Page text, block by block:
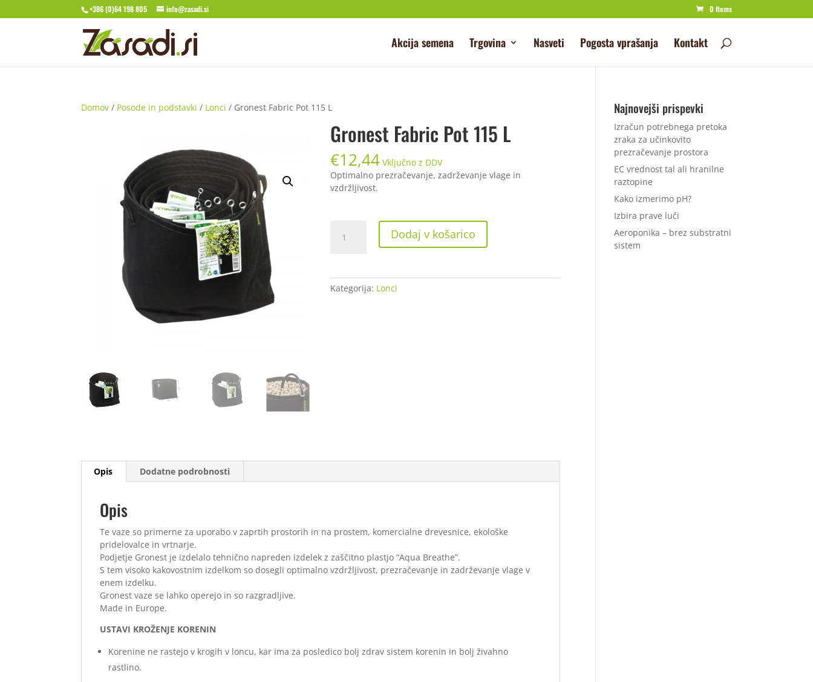
+386 (0)64 198 805 info@zasadi.si 0 Items
Akcija semena Trgovina Nasveti Pogosta vprašanja Kontakt
Domov / Posode in podstavki / Lonci / Gronest Fabric Pot 115 L
Gronest Fabric Pot 115 L
€12,44 Vključno z DDV
Optimalno prezračevanje, zadrževanje vlage in
vzdržljivost.
Fabric
L
količina
Dodaj v košarico
Kategorija: Lonci
Opis Dodatne podrobnosti
Opis
Te vaze so primerne za uporabo v zaprtih prostorih in na prostem, komercialne drevesnice, ekološke
pridelovalce in vrtnarje.
Podjetje Gronest je izdelalo tehnično napreden izdelek z zaščitno plastjo “Aqua Breathe”.
S tem visoko kakovostnim izdelkom so dosegli optimalno vzdržljivost, prezračevanje in zadrževanje vlage v
enem izdelku.
Gronest vaze se lahko operejo in so razgradljive.
Made in Europe.
USTAVI KROŽENJE KORENIN
Korenine ne rastejo v krogih v loncu, kar ima za posledico bolj zdrav sistem korenin in bolj živahno
rastlino.
Najnovejši prispevki
Izračun potrebnega pretoka
zraka za učinkovito
prezračevanje prostora
EC vrednost tal ali hranilne
raztopine
Kako izmerimo pH?
Izbira prave luči
Aeroponika – brez substratni
sistem